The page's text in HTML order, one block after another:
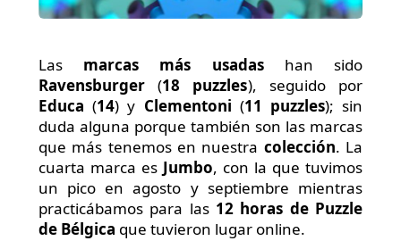
Las marcas más usadashan sido
Ravensburger(18 puzzles), seguido por
Educa (14) y Clementoni (11 puzzles); sin
duda alguna porque también son las marcas
que más tenemos en nuestra colección. La
cuarta marca es Jumbo, con la que tuvimos
un pico en agosto y septiembre mientras
practicábamos para las 12 horas de Puzzle
de Bélgica que tuvieron lugar online.